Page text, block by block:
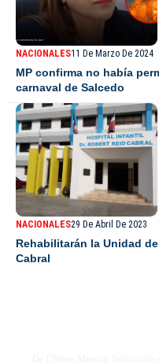
NACIONALES11 De Marzo De 2024
MP confirma no había
carnaval de Salcedo
NACIONALES29 De Abril De 2023
Rehabilitarán la Unidad
Cabral